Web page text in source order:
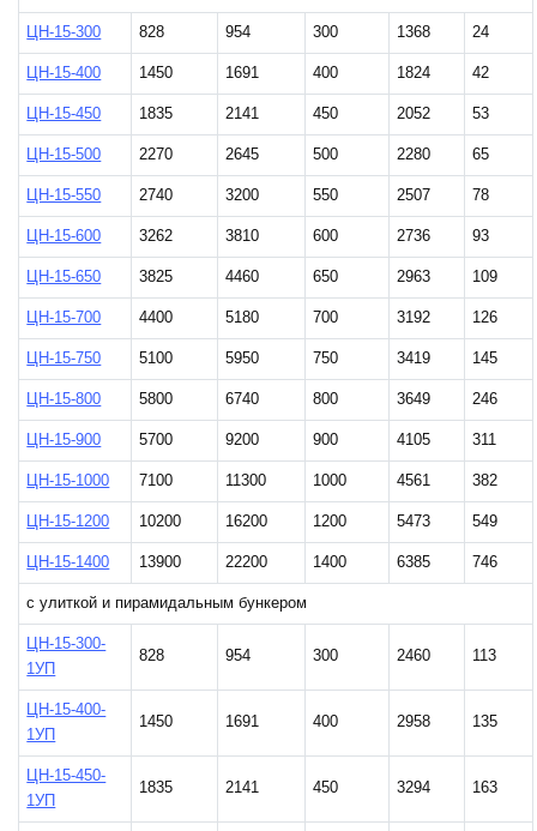
ЦН-15-300 828 954 300 1368 24
ЦН-15-400 1450 1691 400 1824 42
ЦН-15-450 1835 2141 450 2052 53
ЦН-15-500 2270 2645 500 2280 65
ЦН-15-550 2740 3200 550 2507 78
ЦН-15-600 3262 3810 600 2736 93
ЦН-15-650 3825 4460 650 2963 109
ЦН-15-700 4400 5180 700 3192 126
ЦН-15-750 5100 5950 750 3419 145
ЦН-15-800 5800 6740 800 3649 246
ЦН-15-900 5700 9200 900 4105 311
ЦН-15-1000 7100 11300 1000 4561 382
ЦН-15-1200 10200 16200 1200 5473 549
ЦН-15-1400 13900 22200 1400 6385 746
с улиткой и пирамидальным бункером
ЦН-15-300-
1УП
828 954 300 2460 113
ЦН-15-400-
1УП
1450 1691 400 2958 135
ЦН-15-450-
1УП
1835 2141 450 3294 163